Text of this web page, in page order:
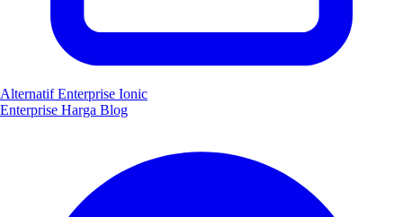
Alternatif Enterprise Ionic
Enterprise Harga Blog